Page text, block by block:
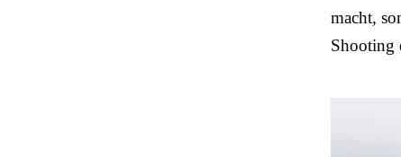
macht,
Shooting